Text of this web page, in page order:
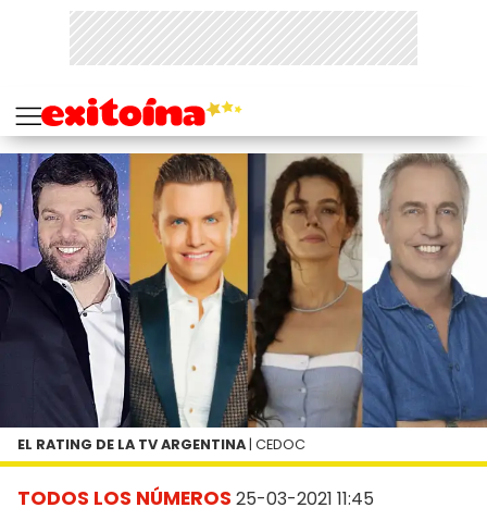
TODOS LOS NÚMEROS 25-03-2021 11:45
EL RATING DE LA TV ARGENTINA | CEDOC